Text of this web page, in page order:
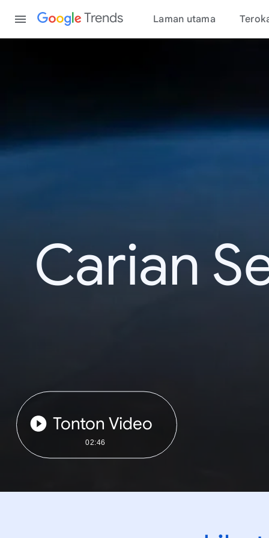
Trends Laman utama
Carian
Tonton Video
02:46